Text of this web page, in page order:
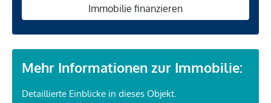
Immobilie finanzieren
Mehr Informationen zur Immobilie:
Detaillierte Einblicke in dieses Objekt.